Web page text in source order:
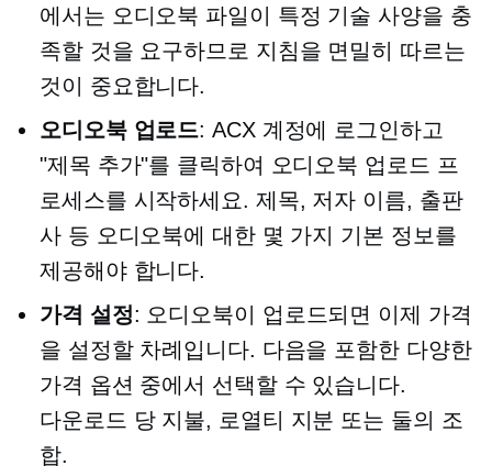
에서는 오디오북 파일이 특정 기술 사양을 충
족할 것을 요구하므로 지침을 면밀히 따르는
것이 중요합니다.
오디오북 업로드: ACX 계정에 로그인하고
"제목 추가"를 클릭하여 오디오북 업로드 프
로세스를 시작하세요. 제목, 저자 이름, 출판
사 등 오디오북에 대한 몇 가지 기본 정보를
제공해야 합니다.
가격 설정: 오디오북이 업로드되면 이제 가격
을 설정할 차례입니다. 다음을 포함한 다양한
가격 옵션 중에서 선택할 수 있습니다.
다운로드 당 지불, 로열티 지분 또는 둘의 조
합.